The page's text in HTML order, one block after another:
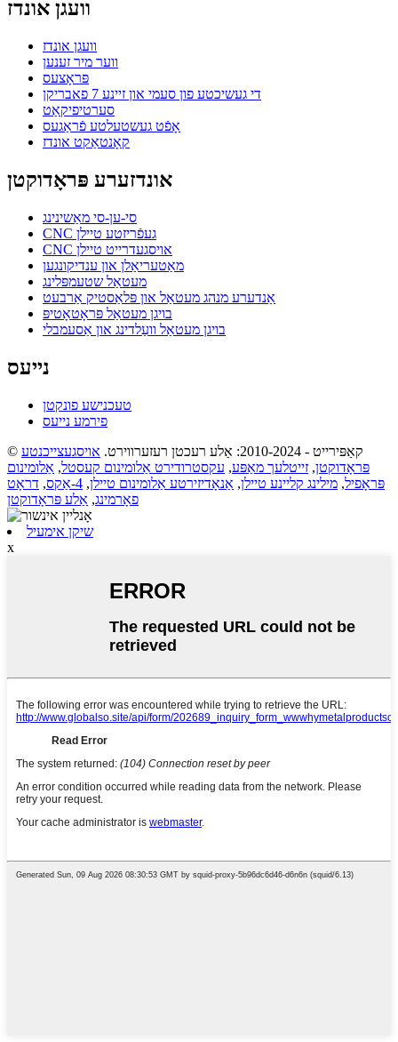
וועגן אונדז
וועגן אונדז
ווער מיר זענען
פּראָצעס
די געשיכטע פון ​​סעמי און זיינע 7 פאבריקן
סערטיפיקאַט
אָפֿט געשטעלטע פֿראַגעס
קאָנטאַקט אונדז
אונדזערע פּראָדוקטן
סי-ען-סי מאַשינינג
CNC געפֿריזטע טיילן
CNC אויסגעדרייט טיילן
מאַטעריאַלן און ענדיקונגען
מעטאַל שטעמפּלינג
אַנדערע מנהג מעטאַל און פּלאַסטיק אַרבעט
בויגן מעטאַל פּראָטאָטיפּ
בויגן מעטאַל וועַלדינג און אַסעמבלי
נייעס
טעכנישע פונקטן
פירמע נייעס
© קאַפּירייט - 2010-2024: אַלע רעכטן רעזערווירט.
אויסגעצייכנטע
פּראָדוקטן, זייטלעך מאַפּע, עקסטרודירט אַלומינום קעסטל, אַלומינום
פּראָפיל, מילינג קליינע טיילן, אַנאָדיזירטע אַלומינום טיילן, 4-אַקס , דראָט
פאָרמינג, אַלע פּראָדוקטן
שיקן אימעיל
x